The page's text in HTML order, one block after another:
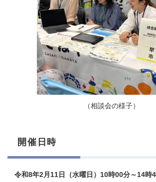
（相談会の様子）
開催日時
令和8年2月11日（水曜日）10時00分～14時